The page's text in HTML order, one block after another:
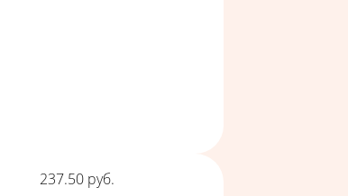
Цена
237.50 руб.